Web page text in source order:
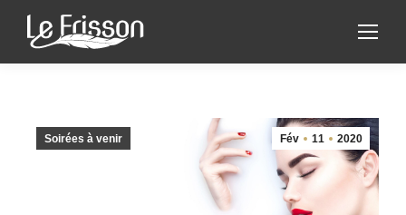
Fév 11 2020
Soirées à venir